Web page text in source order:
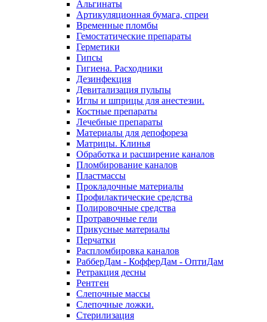
Альгинаты
Артикуляционная бумага, спреи
Временные пломбы
Гемостатические препараты
Герметики
Гипсы
Гигиена. Расходники
Дезинфекция
Девитализация пульпы
Иглы и шприцы для анестезии.
Костные препараты
Лечебные препараты
Материалы для депофореза
Матрицы. Клинья
Обработка и расширение каналов
Пломбирование каналов
Пластмассы
Прокладочные материалы
Профилактические средства
Полировочные средства
Протравочные гели
Прикусные материалы
Перчатки
Распломбировка каналов
РабберДам - КофферДам - ОптиДам
Ретракция десны
Рентген
Слепочные массы
Слепочные ложки.
Стерилизация